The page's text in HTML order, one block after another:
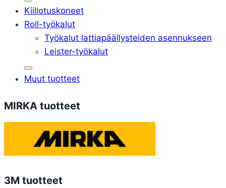
Kiillotuskoneet
Roll-työkalut
Työkalut lattiapäällysteiden asennukseen
Leister-työkalut
Muut tuotteet
MIRKA tuotteet
3M tuotteet